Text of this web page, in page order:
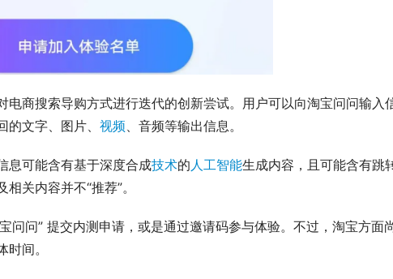
电商搜索导购方式进行迭代的创新尝试。用户可以向淘宝问问输入
文字、图片、 视频、音频等输出信息。
息可能含有基于深度合成技术的人工智能生成内容，且可能含有跳
关内容并不“推荐”。
问问” 提交内测申请，或是通过邀请码参与体验。不过，淘宝方面
间。